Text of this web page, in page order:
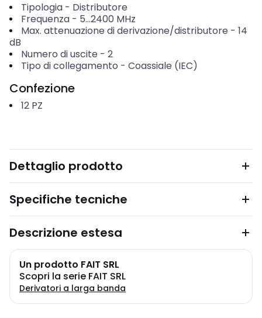
Tipologia- Distributore
Frequenza- 5...2400 MHz
Max. attenuazione di derivazione/distributore - 14
dB
Numero di uscite - 2
Tipo di collegamento - Coassiale (IEC)
Confezione
12 PZ
Dettaglio prodotto
Specifiche tecniche
Descrizione estesa
Un prodotto FAIT SRL
Scopri la serie FAIT SRL
Derivatori a larga banda